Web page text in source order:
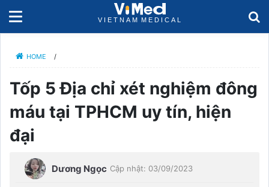
HOME /
Tốp 5 Địa chỉ xét nghiệm đông
máu tại TPHCM uy tín, hiện
đại
Dương Ngọc Cập nhật: 03/09/2023